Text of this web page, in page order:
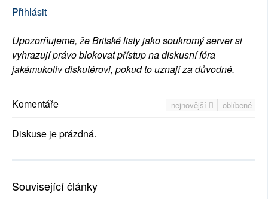
Přihlásit
Upozorňujeme, že Britské listy jako soukromý server si
vyhrazují právo blokovat přístup na diskusní fóra
jakémukoliv diskutérovi, pokud to uznají za důvodné.
nejnovější oblíbené
Komentáře
Diskuse je prázdná.
Související články